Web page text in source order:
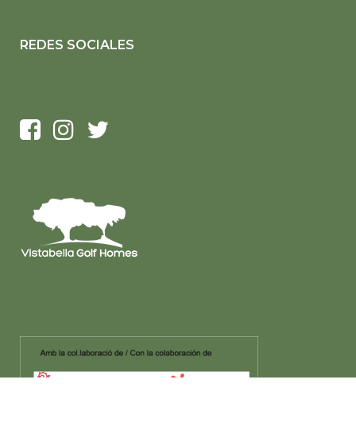
REDES SOCIALES